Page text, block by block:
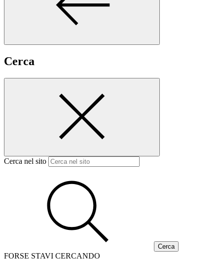
Cerca
Cerca nel sito
FORSE STAVI CERCANDO